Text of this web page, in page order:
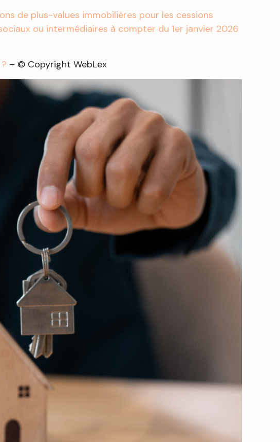
de plus-values immobilières pour les cessions
ou intermédiaires à compter du 1er janvier 2026
– © Copyright WebLex